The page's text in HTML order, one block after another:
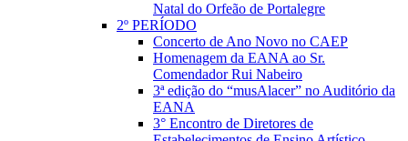
Natal do Orfeão de Portalegre
2º PERÍODO
Concerto de Ano Novo no CAEP
Homenagem da EANA ao Sr.
Comendador Rui Nabeiro
3ª edição do “musAlacer” no Auditório da
EANA
3° Encontro de Diretores de